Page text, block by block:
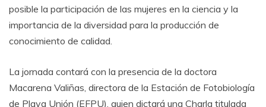
posible la participación de las mujeres en la ciencia y la
importancia de la diversidad para la producción de
conocimiento de calidad.
La jornada contará con la presencia de la doctora
Macarena Valiñas, directora de la Estación de Fotobiología
de Playa Unión (EFPU), quien dictará una Charla titulada